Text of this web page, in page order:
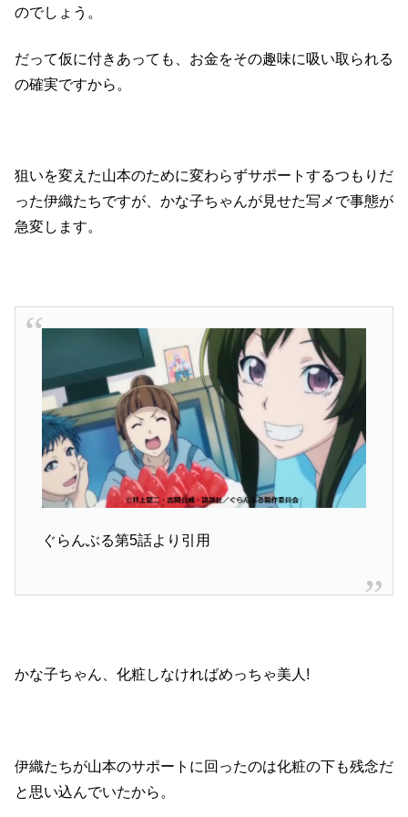
のでしょう。
だって仮に付きあっても、お金をその趣味に吸い取られる
の確実ですから。
狙いを変えた山本のために変わらずサポートするつもりだ
った伊織たちですが、かな子ちゃんが見せた写メで事態が
急変します。
ぐらんぶる第5話より引用
かな子ちゃん、化粧しなければめっちゃ美人!
伊織たちが山本のサポートに回ったのは化粧の下も残念だ
と思い込んでいたから。